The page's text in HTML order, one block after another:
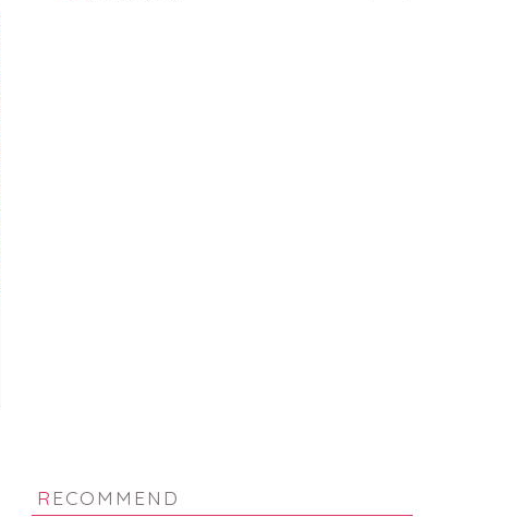
RECOMMEND